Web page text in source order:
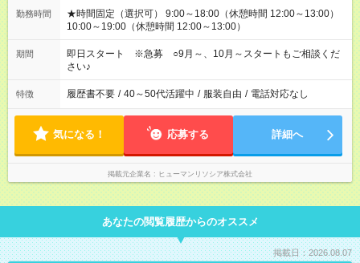
勤務時間
★時間固定（選択可） 9:00～18:00（休憩時間 12:00～13:00）
10:00～19:00（休憩時間 12:00～13:00）
期間
即日スタート ※急募 ○9月～、10月～スタートもご相談くだ
さい♪
特徴 履歴書不要 / 40～50代活躍中 / 服装自由 / 電話対応なし
気になる！ 応募する 詳細へ
掲載元企業名 ヒューマンリソシア株式会社
あなたの閲覧履歴からのオススメ
掲載日：2026.08.07